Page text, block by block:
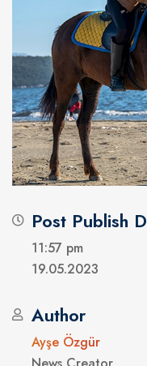
Post Publish
11:57 pm
19.05.2023
Author
Ayşe Özgür